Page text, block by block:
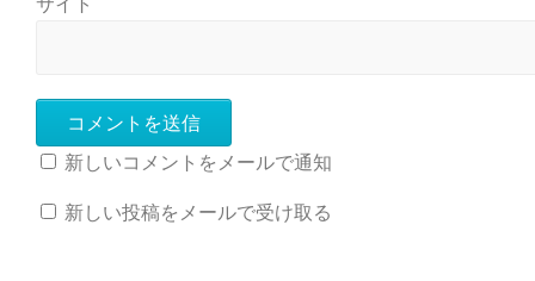
新しいコメントをメールで通知
新しい投稿をメールで受け取る